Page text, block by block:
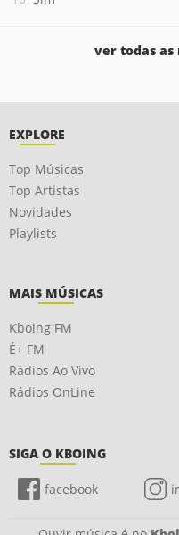
ver todas as
EXPLORE
Top Músicas
Top Artistas
Novidades
Playlists
MAIS MÚSICAS
Kboing FM
É+ FM
Rádios Ao Vivo
Rádios OnLine
SIGA O KBOING
facebook